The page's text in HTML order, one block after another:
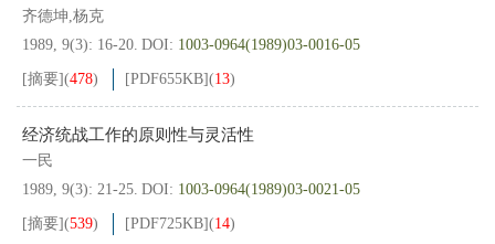
齐德坤,杨克
1989, 9(3): 16-20. DOI: 1003-0964(1989)03-0016-05
[摘要](478) [PDF655KB](13)
经济统战工作的原则性与灵活性
一民
1989, 9(3): 21-25. DOI: 1003-0964(1989)03-0021-05
[摘要](539) [PDF725KB](14)